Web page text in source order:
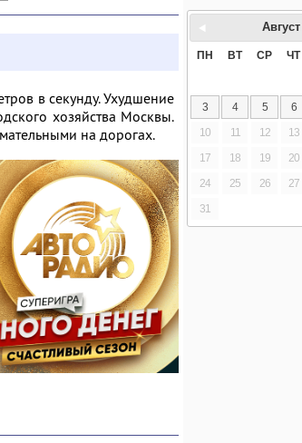
в секунду. Ухудшение
хозяйства Москвы.
на дорогах.
Август
ПН ВТ СР ЧТ
3
4 5 6
10
11 12 13
17
18 19 20
24
25 26 27
31